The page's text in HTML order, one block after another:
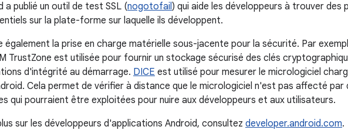
a publié un outil de test SSL (nogotofail) qui aide les développeurs à trouver des
sur la plate-forme sur laquelle ils développent.
également la prise en charge matérielle sous-jacente pour la sécurité. Par
TrustZone est utilisée pour fournir un stockage sécurisé des clés
d'intégrité au démarrage. DICE est utilisé pour mesurer le micrologiciel
Cela permet de vérifier à distance que le micrologiciel n'est pas affecté par
qui pourraient être exploitées pour nuire aux développeurs et aux utilisateurs.
sur les développeurs d'applications Android, consultez developer.android.com.